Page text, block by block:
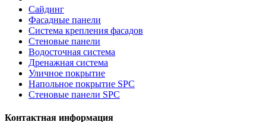
Сайдинг
Фасадные панели
Система крепления фасадов
Стеновые панели
Водосточная система
Дренажная система
Уличное покрытие
Напольное покрытие SPC
Стеновые панели SPC
Контактная информация